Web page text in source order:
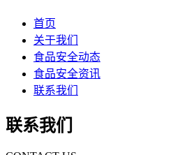
首页
关于我们
食品安全动态
食品安全资讯
联系我们
联系我们